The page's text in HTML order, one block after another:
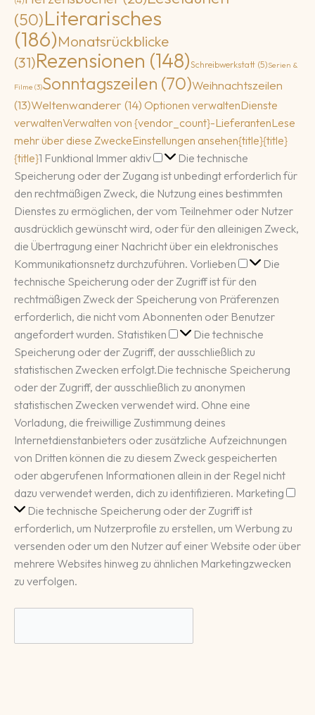
(50)Literarisches
(186)Monatsrückblicke
(31)Rezensionen (148)Schreibwerkstatt (5)Serien &
Filme (3)Sonntagszeilen (70)Weihnachtszeilen
(13)Weltenwanderer (14) Optionen verwaltenDienste
verwaltenVerwalten von {vendor_count}-LieferantenLese
mehr über diese ZweckeEinstellungen ansehen{title}{title}
{title}1 Funktional Immer aktiv Funktional
Die technische
Speicherung oder der Zugang ist unbedingt erforderlich für
den rechtmäßigen Zweck, die Nutzung eines bestimmten
Dienstes zu ermöglichen, der vom Teilnehmer oder Nutzer
ausdrücklich gewünscht wird, oder für den alleinigen Zweck,
die Übertragung einer Nachricht über ein elektronisches
Kommunikationsnetz durchzuführen. Vorlieben Vorlieben
Die
technische Speicherung oder der Zugriff ist für den
rechtmäßigen Zweck der Speicherung von Präferenzen
erforderlich, die nicht vom Abonnenten oder Benutzer
angefordert wurden. Statistiken Statistiken
Die technische
Speicherung oder der Zugriff, der ausschließlich zu
statistischen Zwecken erfolgt.Die technische Speicherung
oder der Zugriff, der ausschließlich zu anonymen
statistischen Zwecken verwendet wird. Ohne eine
Vorladung, die freiwillige Zustimmung deines
Internetdienstanbieters oder zusätzliche Aufzeichnungen
von Dritten können die zu diesem Zweck gespeicherten
oder abgerufenen Informationen allein in der Regel nicht
dazu verwendet werden, dich zu identifizieren. Marketing
Die technische Speicherung oder der Zugriff ist
erforderlich, um Nutzerprofile zu erstellen, um Werbung zu
versenden oder um den Nutzer auf einer Website oder über
mehrere Websites hinweg zu ähnlichen Marketingzwecken
zu verfolgen.